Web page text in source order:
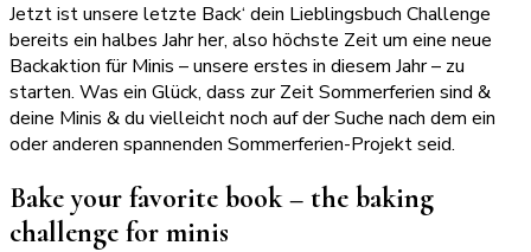
Jetzt ist unsere letzte Back‘ dein Lieblingsbuch Challenge
bereits ein halbes Jahr her, also höchste Zeit um eine neue
Backaktion für Minis – unsere erstes in diesem Jahr – zu
starten. Was ein Glück, dass zur Zeit Sommerferien sind &
deine Minis & du vielleicht noch auf der Suche nach dem ein
oder anderen spannenden Sommerferien-Projekt seid.
Bake your favorite book – the baking
challenge for minis